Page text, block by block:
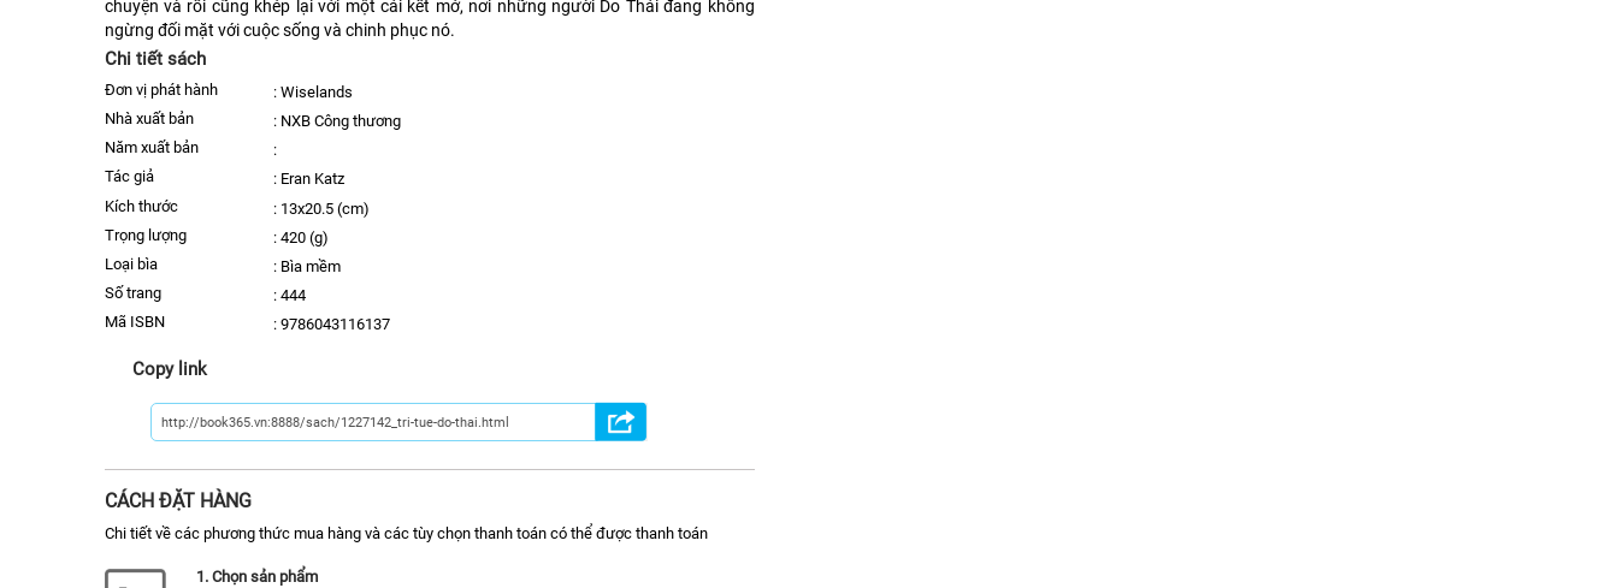
chuyện và rồi cũng khép lại với một cái kết mở, nơi những người Do Thái đang không
ngừng đối mặt với cuộc sống và chinh phục nó.
Chi tiết sách
Đơn vị phát hành : Wiselands
nhà xuất bản
: NXB Công thương
năm xuất bản
:
Tác giả
: Eran Katz
kích thước
: 13x20.5 (cm)
trọng lượng
: 420 (g)
Loại bìa
: Bìa mềm
số trang
: 444
Mã ISBN
: 9786043116137
Copy link
CÁCH ĐẶT HÀNG
Chi tiết về các phương thức mua hàng và các tùy chọn thanh toán có thể được thanh toán
1. Chọn sản phẩm